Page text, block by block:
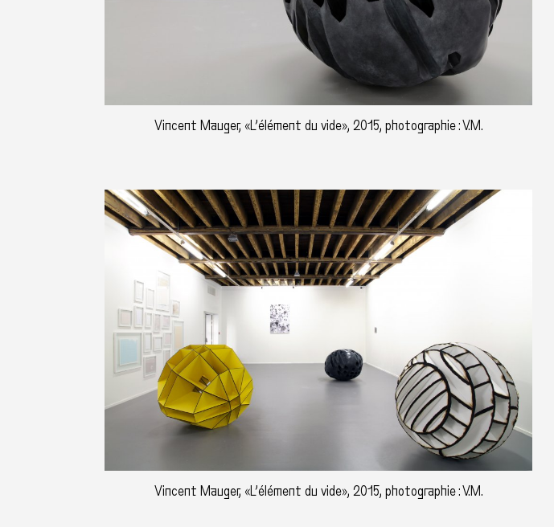
Vincent Mauger, «L’élément du vide», 2015, photographie : V.M.
Vincent Mauger, «L’élément du vide», 2015, photographie : V.M.